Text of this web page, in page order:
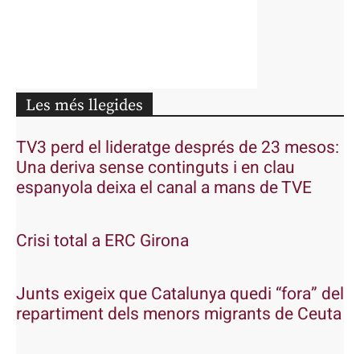
Les més llegides
TV3 perd el lideratge després de 23 mesos:
Una deriva sense continguts i en clau
espanyola deixa el canal a mans de TVE
Crisi total a ERC Girona
Junts exigeix que Catalunya quedi “fora” del
repartiment dels menors migrants de Ceuta